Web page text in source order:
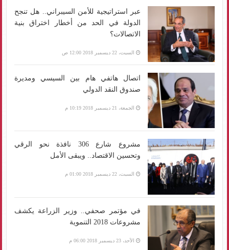
عبر استراتيجية للأمن السيبراني.. هل تنجح
الدولة في الحد من أخطار اختراق بنية
الاتصالات؟
السبت، 22 ديسمبر 2018 12:00 ص
اتصال هاتفي هام بين السيسي ومديرة
صندوق النقد الدولي
الجمعة، 21 ديسمبر 2018 10:19 م
مشروع شارع 306 نافذة نحو الرقي
وتحسين الاقتصاد.. ويبقى الأمل
السبت، 22 ديسمبر 2018 01:00 م
في مؤتمر صحفي.. وزير الزراعة يكشف
مشروعات 2018 التنموية
الأحد، 23 ديسمبر 2018 06:00 م